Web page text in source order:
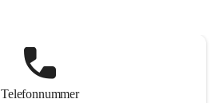
Telefonnummer